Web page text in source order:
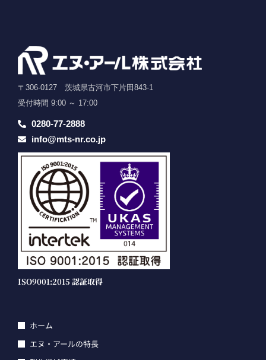
〒306-0127 茨城県古河市下片田843-1
受付時間 9:00 ～ 17:00
0280-77-2888
info@mts-nr.co.jp
ISO9001:2015 認証取得
ホーム
エヌ・アールの特長